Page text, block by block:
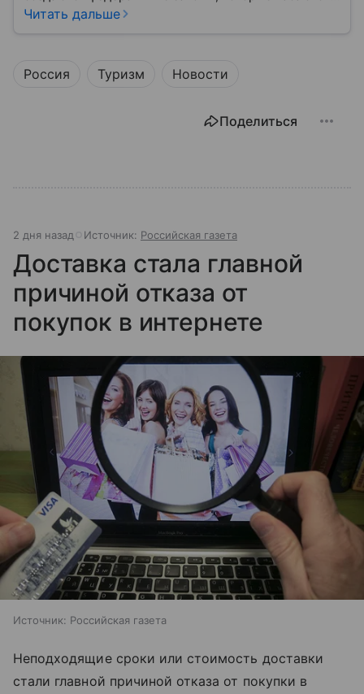
жизни каждого гражданина: от образования и
Читать дальше
Россия Туризм Новости
Поделиться
2 дня назад Источник: Российская газета
Доставка стала главной
причиной отказа от
покупок в интернете
Источник: Российская газета
Неподходящие сроки или стоимость доставки
стали главной причиной отказа от покупки в